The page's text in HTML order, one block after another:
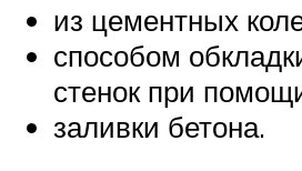
из цементных
способом
стенок при
заливки бетона.